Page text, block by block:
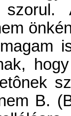
B.